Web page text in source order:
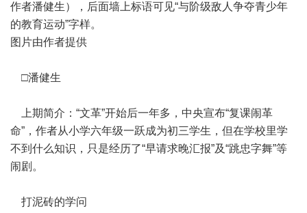
作者潘健生），后面墙上标语可见“与阶级敌人争夺青少年
的教育运动”字样。
图片由作者提供
□潘健生
上期简介：“文革”开始后一年多，中央宣布“复课闹革
命”，作者从小学六年级一跃成为初三学生，但在学校里学
不到什么知识，只是经历了“早请求晚汇报”及“跳忠字舞”等
闹剧。
打泥砖的学问